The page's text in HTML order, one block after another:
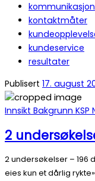
kommunikasjon
kontaktmåter
kundeservice
resultater
Publisert 17. august
Innsikt Bakgrunn KSP
2
2 undersøkelser – 196
eies kun et dårlig